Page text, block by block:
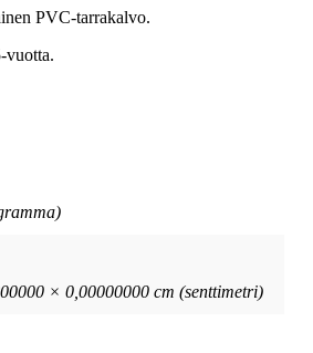
PVC-tarrakalvo.
vuotta.
× 0,00000000 cm (senttimetri)